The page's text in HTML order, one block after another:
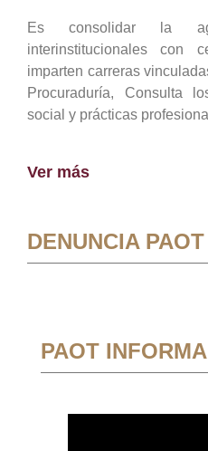
Es consolidar la
interinstitucionales con
imparten carreras
Procuraduría, Consulta
social y prácticas
Ver más
DENUNCIA PAOT
PAOT INFORMA